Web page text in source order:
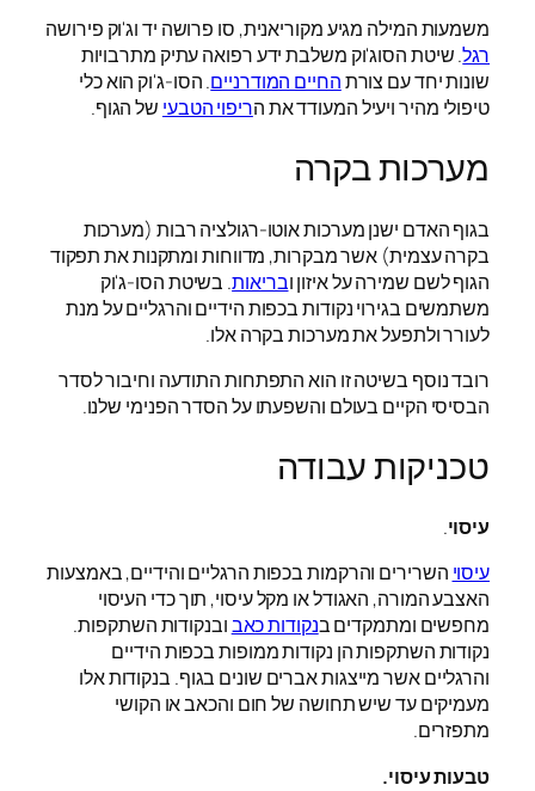
משמעות המילה מגיע מקוריאנית, סו פרושה יד וג'וק פירושה
רגל. שיטת הסוג'וק משלבת ידע רפואה עתיק מתרבויות
שונות יחד עם צורתהחיים המודרניים. הסו-ג'וק הוא כלי
טיפולי מהיר ויעיל המעודד את הריפוי הטבעי של הגוף.
מערכות בקרה
בגוף האדם ישנן מערכות אוטו-רגולציה רבות (מערכות
בקרה עצמית) אשר מבקרות, מדווחות ומתקנות את תפקוד
הגוף לשם שמירה על איזון ובריאות. בשיטת הסו-ג'וק
משתמשים בגירוי נקודות בכפות הידיים והרגליים על מנת
לעורר ולתפעל את מערכות בקרה אלו.
רובד נוסף בשיטה זו הוא התפתחות התודעה וחיבור לסדר
הבסיסי הקיים בעולם והשפעתו על הסדר הפנימי שלנו.
טכניקות עבודה
עיסוי.
עיסוי השרירים והרקמות בכפות הרגליים והידיים, באמצעות
האצבע המורה, האגודל או מקל עיסוי, תוך כדי העיסוי
מחפשים ומתמקדים בנקודות כאבובנקודות השתקפות.
נקודות השתקפות הן נקודות ממופות בכפות הידיים
והרגליים אשר מייצגות אברים שונים בגוף. בנקודות אלו
מעמיקים עד שיש תחושה של חום והכאב או הקושי
מתפזרים.
טבעות עיסוי.